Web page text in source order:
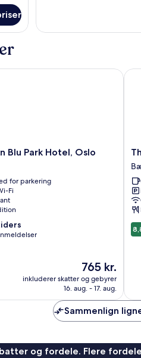
Blu Park Hotel, Oslo
for parkering
Fi
Prisen
er
765 kr.
765 kr.
inkluderer skatter og gebyrer
16. aug. - 17. aug.
Park Hotel, Oslo
ud
Sammenlign
og fordele. Flere